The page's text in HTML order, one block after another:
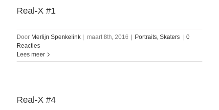
Real-X #1
Door Merlijn Spenkelink maart 8th, 2016 Portraits, Skaters
0
Reacties
Lees meer
Real-X #4